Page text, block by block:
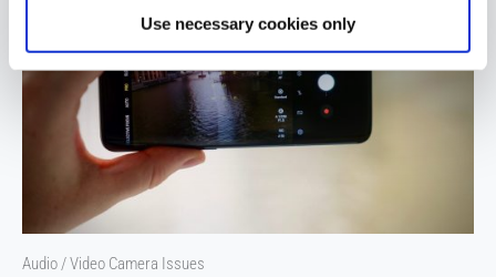
Use necessary cookies only
Audio / Video Camera Issues